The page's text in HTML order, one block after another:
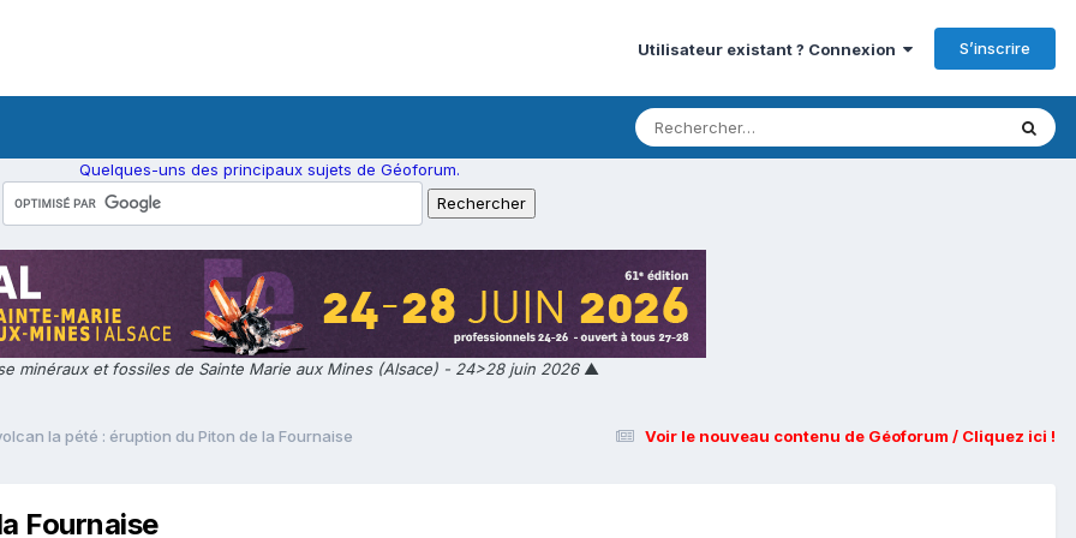
Utilisateur existant ? Connexion S’inscrire
Quelques-uns des principaux sujets de Géoforum.
minéraux et fossiles de Sainte Marie aux Mines (Alsace) - 24>28 juin 2026▲
Voir le nouveau contenu de Géoforum / Cliquez ici !
la pété : éruption du Piton de la Fournaise
Fournaise